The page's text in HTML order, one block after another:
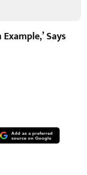
Says
Add as a preferred
source on Google